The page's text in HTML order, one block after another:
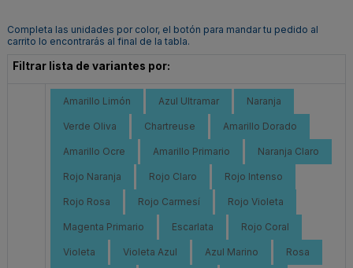
Completa las unidades por color, el botón para mandar tu pedido al
carrito lo encontrarás al final de la tabla.
Filtrar lista de variantes por:
Amarillo Limón Azul Ultramar Naranja
Verde Oliva Chartreuse Amarillo Dorado
Amarillo Ocre Amarillo Primario Naranja Claro
Rojo Naranja Rojo Claro Rojo Intenso
Rojo Rosa Rojo Carmesí Rojo Violeta
Magenta Primario Escarlata Rojo Coral
Violeta Violeta Azul Azul Marino Rosa